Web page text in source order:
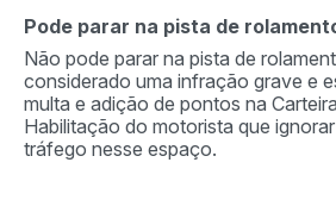
Pode parar na pista de
Não pode parar na pista de
considerado uma infração grave e
multa e adição de pontos na
Habilitação do motorista que
tráfego nesse espaço.